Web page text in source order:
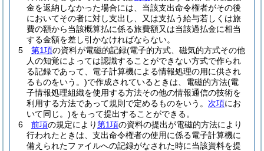
金を返納しなかった場合には、当該支出命令権者がその後
においてその者に対し支出し、又は支払う給与若しくは旅
費の額から当該概算払に係る旅費額又は当該過払金に相当
する金額を差し引かなければならない。
5
第1項の資料が電磁的記録(電子的方式、磁気的方式その他
人の知覚によっては認識することができない方式で作られ
る記録であって、電子計算機による情報処理の用に供され
るものをいう。)で作成されているときは、電磁的方法(電
子情報処理組織を使用する方法その他の情報通信の技術を
利用する方法であって規則で定めるものをいう。 次項にお
いて同じ。)をもって提出することができる。
6
前項の規定により第1項の資料の提出が電磁的方法により
行われたときは、支出命令権者の使用に係る電子計算機に
備えられたファイルへの記録がなされた時に当該資料を提